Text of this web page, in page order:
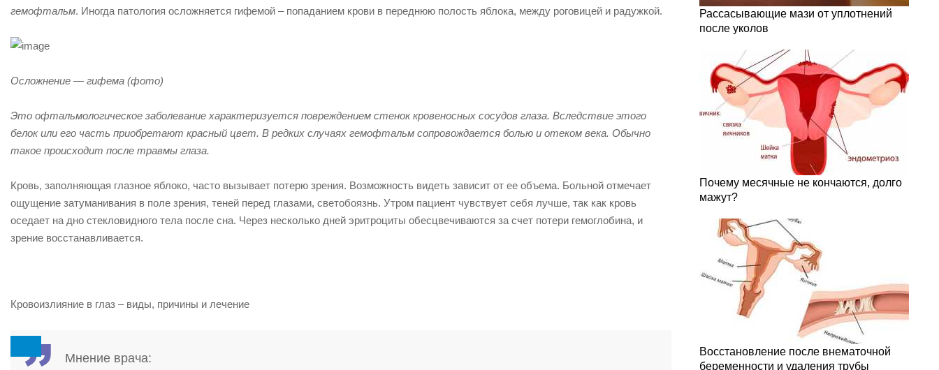
гемофтальм. Иногда патология осложняется гифемой – попаданием крови в переднюю полость яблока, между роговицей и радужкой.
Осложнение — гифема (фото)
Это офтальмологическое заболевание характеризуется повреждением стенок кровеносных сосудов глаза. Вследствие этого
белок или его часть приобретают красный цвет. В редких случаях гемофтальм сопровождается болью и отеком века. Обычно
такое происходит после травмы глаза.
Кровь, заполняющая глазное яблоко, часто вызывает потерю зрения. Возможность видеть зависит от ее объема. Больной отмечает
ощущение затуманивания в поле зрения, теней перед глазами, светобоязнь. Утром пациент чувствует себя лучше, так как кровь
оседает на дно стекловидного тела после сна. Через несколько дней эритроциты обесцвечиваются за счет потери гемоглобина, и
зрение восстанавливается.
Кровоизлияние в глаз – виды, причины и лечение
Мнение врача:
Рассасывающие мази от уплотнений
после уколов
Почему месячные не кончаются, долго
мажут?
Восстановление после внематочной
беременности и удаления трубы